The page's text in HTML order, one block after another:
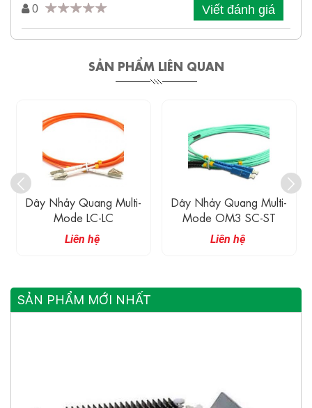
0 Viết đánh giá
SẢN PHẨM LIÊN QUAN
Dây Nhảy Quang Multi-
Mode LC-LC
Liên hệ
Dây Nhảy Quang Multi-
Mode OM3 SC-ST
Liên hệ
SẢN PHẨM MỚI NHẤT